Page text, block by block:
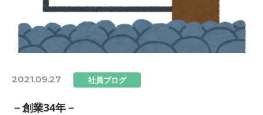
2021.09.27 社員ブログ
－創業34年－